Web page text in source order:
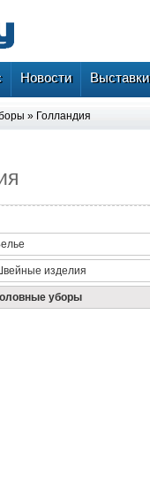
Новости Выставки
» Голландия
изделия
уборы